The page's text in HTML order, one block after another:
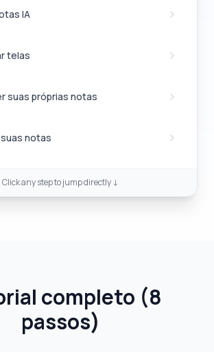
IA
telas
suas próprias notas
notas
Click any step to jump directly ↓
completo (8
passos)